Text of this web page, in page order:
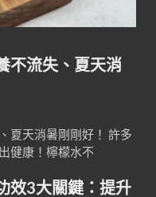
不流失、夏天消
夏天消暑剛剛好！ 許多
健康！檸檬水不
效3大關鍵：提升